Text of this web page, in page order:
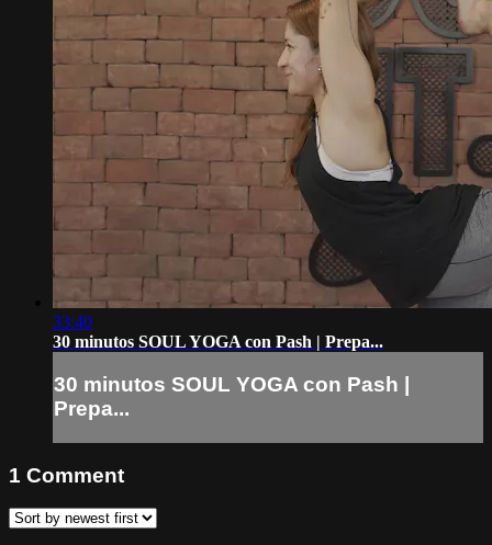
33:40
30 minutos SOUL YOGA con Pash | Prepa...
30 minutos SOUL YOGA con Pash |
Prepa...
1 Comment